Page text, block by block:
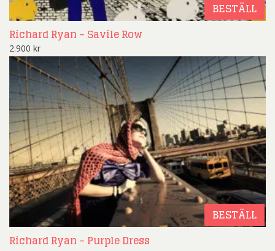
BESTÄLL
Richard Ryan – Savile Row
2.900 kr
BESTÄLL
Richard Ryan – Purple Dress